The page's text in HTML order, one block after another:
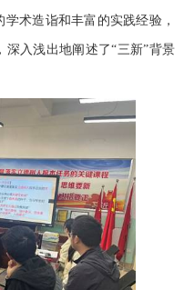
术造诣和丰富的实践经验，
入浅出地阐述了“三新”背景